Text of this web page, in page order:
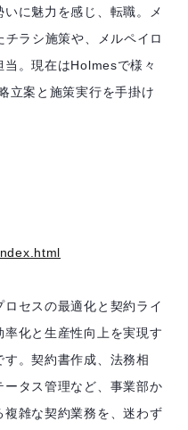
に魅力を感じ、転職。メ
ラシ施策や、メルペイロ
。現在はHolmesで様々
立案と施策実行を手掛け
ロセスの最適化と契約ライ
化と生産性向上を実現す
。契約書作成、法務相
タス管理など、事業部か
雑な契約業務を、迷わず